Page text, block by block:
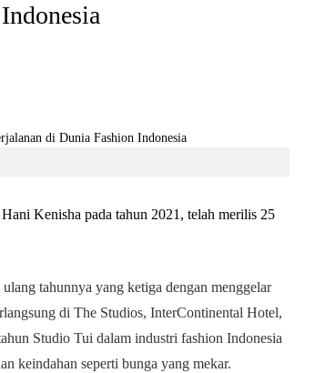
Kenisha pada tahun 2021, telah merilis 25
tahunnya yang ketiga dengan menggelar
di The Studios, InterContinental Hotel,
Studio Tui dalam industri fashion Indonesia
keindahan seperti bunga yang mekar.